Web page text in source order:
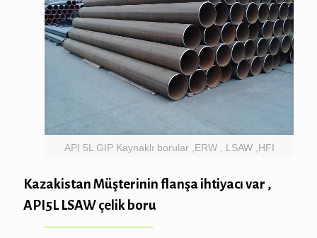
API 5L GIP Kaynaklı borular ,ERW , LSAW ,HFI
Kazakistan Müşterinin flanşa ihtiyacı var ,
API5L LSAW çelik boru